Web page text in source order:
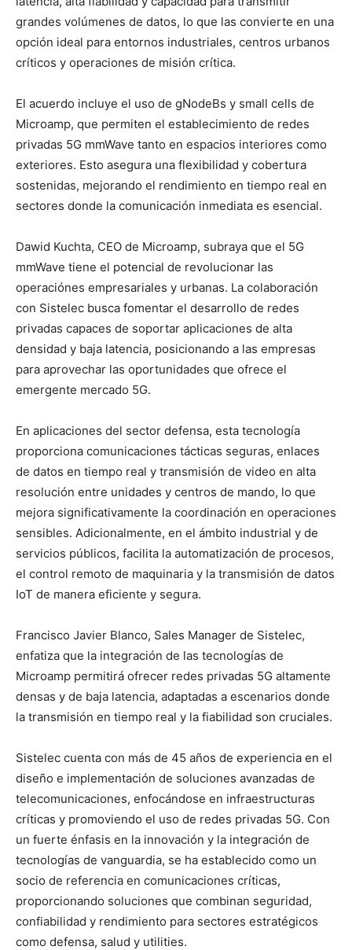
grandes volúmenes de datos, lo que las convierte en una
opción ideal para entornos industriales, centros urbanos
críticos y operaciones de misión crítica.
El acuerdo incluye el uso de gNodeBs y small cells de
Microamp, que permiten el establecimiento de redes
privadas 5G mmWave tanto en espacios interiores como
exteriores. Esto asegura una flexibilidad y cobertura
sostenidas, mejorando el rendimiento en tiempo real en
sectores donde la comunicación inmediata es esencial.
Dawid Kuchta, CEO de Microamp, subraya que el 5G
mmWave tiene el potencial de revolucionar las
operaciónes empresariales y urbanas. La colaboración
con Sistelec busca fomentar el desarrollo de redes
privadas capaces de soportar aplicaciones de alta
densidad y baja latencia, posicionando a las empresas
para aprovechar las oportunidades que ofrece el
emergente mercado 5G.
En aplicaciones del sector defensa, esta tecnología
proporciona comunicaciones tácticas seguras, enlaces
de datos en tiempo real y transmisión de video en alta
resolución entre unidades y centros de mando, lo que
mejora significativamente la coordinación en operaciones
sensibles. Adicionalmente, en el ámbito industrial y de
servicios públicos, facilita la automatización de procesos,
el control remoto de maquinaria y la transmisión de datos
IoT de manera eficiente y segura.
Francisco Javier Blanco, Sales Manager de Sistelec,
enfatiza que la integración de las tecnologías de
Microamp permitirá ofrecer redes privadas 5G altamente
densas y de baja latencia, adaptadas a escenarios donde
la transmisión en tiempo real y la fiabilidad son cruciales.
Sistelec cuenta con más de 45 años de experiencia en el
diseño e implementación de soluciones avanzadas de
telecomunicaciones, enfocándose en infraestructuras
críticas y promoviendo el uso de redes privadas 5G. Con
un fuerte énfasis en la innovación y la integración de
tecnologías de vanguardia, se ha establecido como un
socio de referencia en comunicaciones críticas,
proporcionando soluciones que combinan seguridad,
confiabilidad y rendimiento para sectores estratégicos
como defensa, salud y utilities.